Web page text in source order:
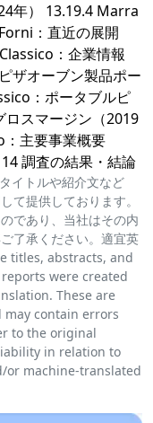
年） 13.19.4 Marra
：直近の展開
：企業情報
ザオーブン製品ポー
：ポータブルピ
ロスマージン（2019
主要事業概要
調査の結果・結論
イトルや紹介文など
て提供しております。
であり、当社はその内
了承ください。適宜英
titles, abstracts, and
were created
These are
contain errors
to the original
in relation to
or machine-translated